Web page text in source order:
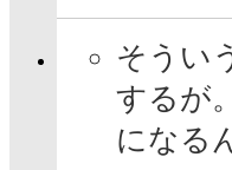
そうい
するが
になる